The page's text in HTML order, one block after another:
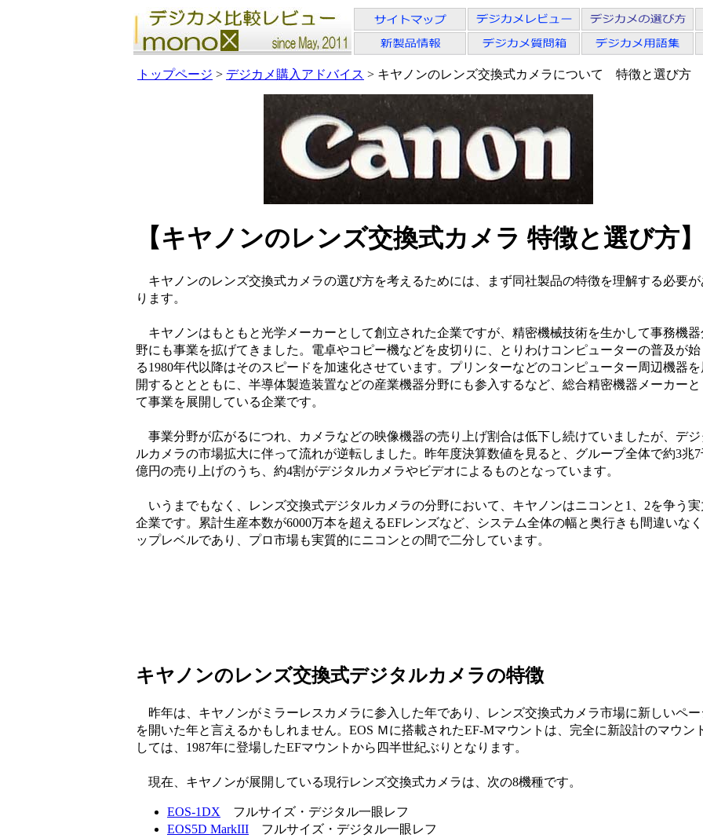
トップページ > デジカメ購入アドバイス > キヤノンのレンズ交換式カメラについて 特徴と選び方
【キヤノンのレンズ交換式カメラ 特徴と選び方
キヤノンのレンズ交換式カメラの選び方を考えるためには、まず同社製品の特徴を理解する必要が
ります。
キヤノンはもともと光学メーカーとして創立された企業ですが、精密機械技術を生かして事務機器
野にも事業を拡げてきました。電卓やコピー機などを皮切りに、とりわけコンピューターの普及が始
る1980年代以降はそのスピードを加速化させています。プリンターなどのコンピューター周辺機器を
開するととともに、半導体製造装置などの産業機器分野にも参入するなど、総合精密機器メーカーと
て事業を展開している企業です。
事業分野が広がるにつれ、カメラなどの映像機器の売り上げ割合は低下し続けていましたが、デジ
ルカメラの市場拡大に伴って流れが逆転しました。昨年度決算数値を見ると、グループ全体で約3兆7
億円の売り上げのうち、約4割がデジタルカメラやビデオによるものとなっています。
いうまでもなく、レンズ交換式デジタルカメラの分野において、キヤノンはニコンと1、2を争う実
企業です。累計生産本数が6000万本を超えるEFレンズなど、システム全体の幅と奥行きも間違いな
ップレベルであり、プロ市場も実質的にニコンとの間で二分しています。
キヤノンのレンズ交換式デジタルカメラの特徴
昨年は、キヤノンがミラーレスカメラに参入した年であり、レンズ交換式カメラ市場に新しいペー
を開いた年と言えるかもしれません。EOS Ｍに搭載されたEF-Mマウントは、完全に新設計のマウン
しては、1987年に登場したEFマウントから四半世紀ぶりとなります。
現在、キヤノンが展開している現行レンズ交換式カメラは、次の8機種です。
EOS-1DX フルサイズ・デジタル一眼レフ
EOS5D MarkIII フルサイズ・デジタル一眼レフ